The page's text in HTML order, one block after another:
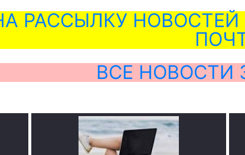
РАССЫЛКУ
ВСЕ НОВОСТИ